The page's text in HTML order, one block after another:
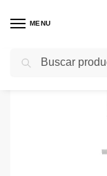
MENU
Inicio Gama blanca